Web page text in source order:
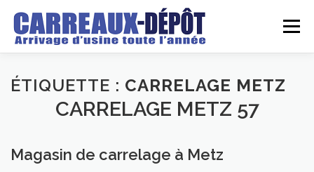
contenu
Menu
LE DEPOT GROSSISTE DETAILLANT
ÉTIQUETTE : CARRELAGE METZ
CARRELAGE METZ 57
Magasin de carrelage à Metz